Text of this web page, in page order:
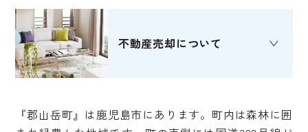
不動産売却について
『郡山岳町』は鹿児島市にあります。町内は森林に囲